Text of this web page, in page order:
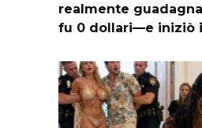
realmente
fu 0 dollari—e iniziò